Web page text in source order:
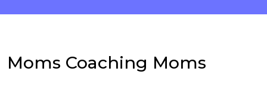
Moms Coaching Moms